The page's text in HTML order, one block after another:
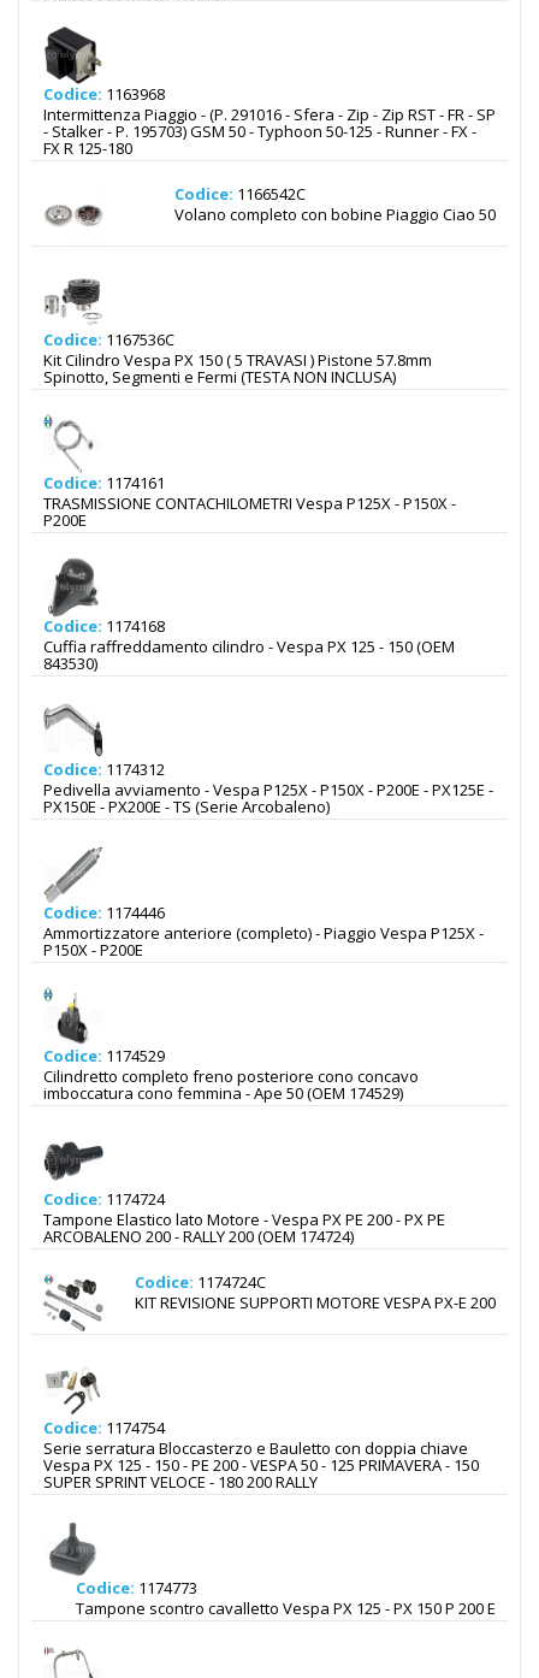
Codice: 1163968
Intermittenza Piaggio - (P. 291016 - Sfera - Zip - Zip RST - FR - SP
- Stalker - P. 195703) GSM 50 - Typhoon 50-125 - Runner - FX -
FX R 125-180
Codice: 1166542C
Volano completo con bobine Piaggio Ciao 50
Codice: 1167536C
Kit Cilindro Vespa PX 150 ( 5 TRAVASI ) Pistone 57.8mm
Spinotto, Segmenti e Fermi (TESTA NON INCLUSA)
Codice: 1174161
TRASMISSIONE CONTACHILOMETRI Vespa P125X - P150X -
P200E
Codice: 1174168
Cuffia raffreddamento cilindro - Vespa PX 125 - 150 (OEM
843530)
Codice: 1174312
Pedivella avviamento - Vespa P125X - P150X - P200E - PX125E -
PX150E - PX200E - TS (Serie Arcobaleno)
Codice: 1174446
Ammortizzatore anteriore (completo) - Piaggio Vespa P125X -
P150X - P200E
Codice: 1174529
Cilindretto completo freno posteriore cono concavo
imboccatura cono femmina - Ape 50 (OEM 174529)
Codice: 1174724
Tampone Elastico lato Motore - Vespa PX PE 200 - PX PE
ARCOBALENO 200 - RALLY 200 (OEM 174724)
Codice: 1174724C
KIT REVISIONE SUPPORTI MOTORE VESPA PX-E 200
Codice: 1174754
Serie serratura Bloccasterzo e Bauletto con doppia chiave
Vespa PX 125 - 150 - PE 200 - VESPA 50 - 125 PRIMAVERA - 150
SUPER SPRINT VELOCE - 180 200 RALLY
Codice: 1174773
Tampone scontro cavalletto Vespa PX 125 - PX 150 P 200 E